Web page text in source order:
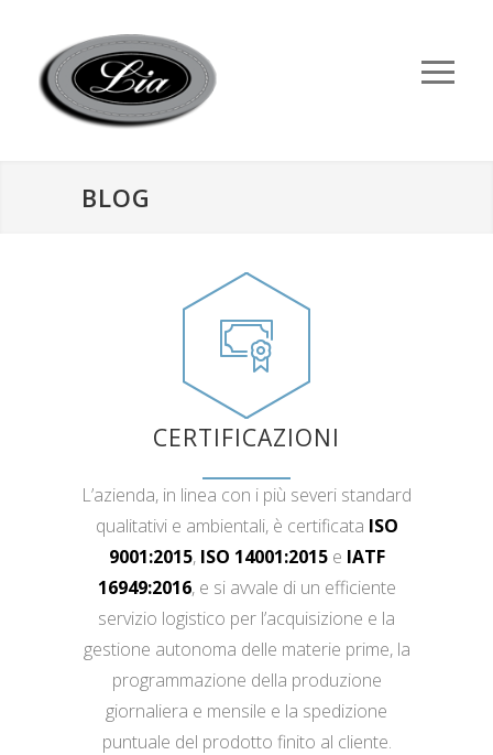
BLOG
CERTIFICAZIONI
L’azienda, in linea con i più severi standard
qualitativi e ambientali, è certificata ISO
9001:2015, ISO 14001:2015e IATF
16949:2016, e si avvale di un efficiente
servizio logistico per l’acquisizione e la
gestione autonoma delle materie prime, la
programmazione della produzione
giornaliera e mensile e la spedizione
puntuale del prodotto finito al cliente.